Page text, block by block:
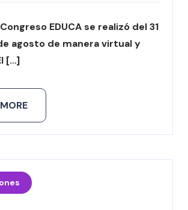
EDUCA se realizó del 31
agosto de manera virtual y
[…]